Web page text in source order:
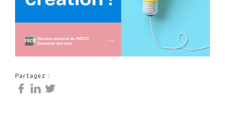
Partagez :